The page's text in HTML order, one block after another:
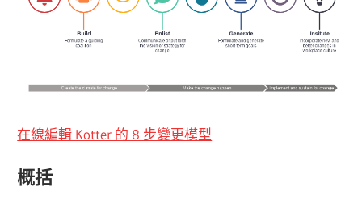
在線編輯 Kotter 的 8 步變更模型
概括